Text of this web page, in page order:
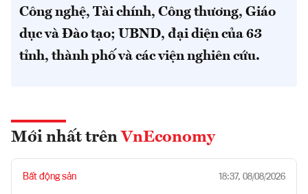
Công nghệ, Tài chính, Công thương, Giáo
dục và Đào tạo; UBND, đại diện của 63
tỉnh, thành phố và các viện nghiên cứu.
Mới nhất trên VnEconomy
Bất động sản 18:37, 08/08/2026